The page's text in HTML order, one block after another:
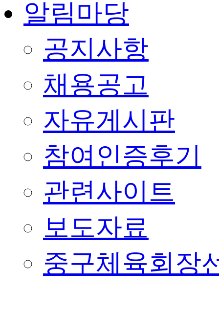
알림마당
공지사항
채용공고
자유게시판
참여인증후기
관련사이트
보도자료
중구체육회장